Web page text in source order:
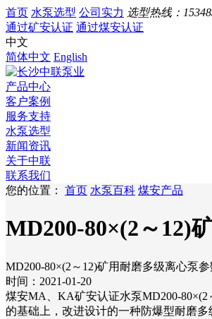
首页 水泵选型 公司实力 选型热线：
通过矿安认证 通过煤安认证
中文
简体中文 English
产品中心
客户案例
服务支持
水泵选型
新闻资讯
关于中联
联系我们
您的位置： 首页 水泵百科 煤安产品
MD200-80×(2～12)
MD200-80×(2～12)矿用耐磨多级离心泵
时间：2021-01-20
煤安MA、KA矿安认证水泵MD200-
的基础上，改进设计的一种防爆型耐磨